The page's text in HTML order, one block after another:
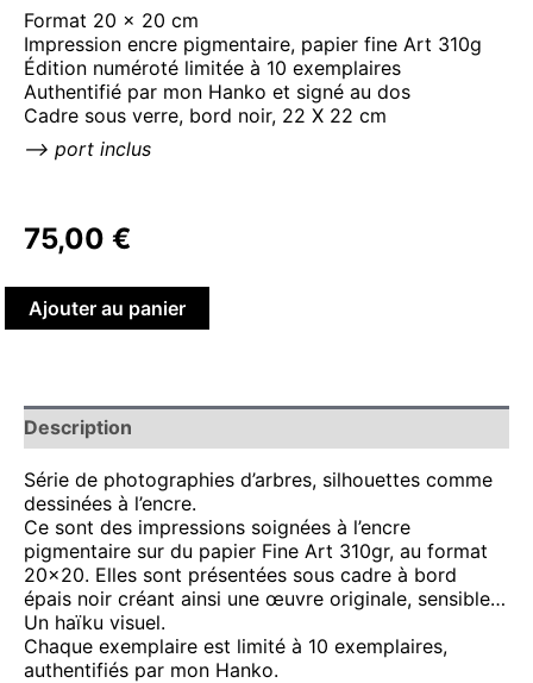
Format 20 x 20 cm
Impression encre pigmentaire, papier fine Art 310g
Édition numéroté limitée à 10 exemplaires
Authentifié par mon Hanko et signé au dos
Cadre sous verre, bord noir, 22 X 22 cm
—> port inclus
75,00 €
Ajouter au panier
Description
Série de photographies d’arbres, silhouettes comme
dessinées à l’encre.
Ce sont des impressions soignées à l’encre
pigmentaire sur du papier Fine Art 310gr, au format
20×20. Elles sont présentées sous cadre à bord
épais noir créant ainsi une œuvre originale, sensible…
Un haïku visuel.
Chaque exemplaire est limité à 10 exemplaires,
authentifiés par mon Hanko.